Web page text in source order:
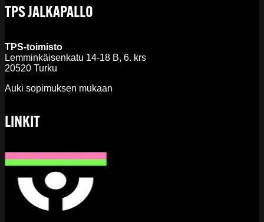
TPS JALKAPALLO
TPS-toimisto
Lemminkäisenkatu 14-18 B, 6. krs
20520 Turku
Auki sopimuksen mukaan
LINKIT